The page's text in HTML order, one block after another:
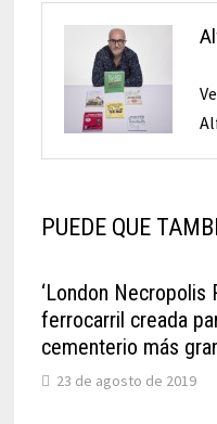
PUEDE QUE
‘London Necropolis
ferrocarril creada
cementerio más
23 de agosto de 2019